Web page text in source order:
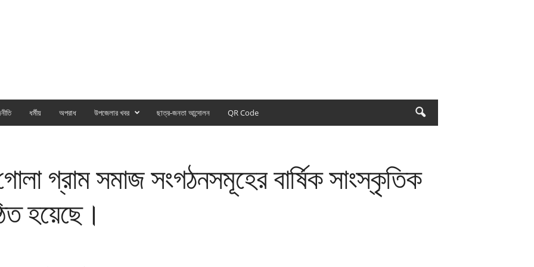
ধর্মীয় অপরাধ উপজেলার খবর ছাত্র-জনতা আন্দোলন QR Code
গ্রাম সমাজ সংগঠনসমূহের বার্ষিক সাংস্কৃতিক
হয়েছে।